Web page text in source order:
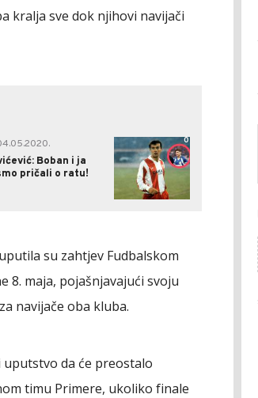
kralja sve dok njihovi navijači
Boban i ja
pričali o ratu!
0
su zahtjev Fudbalskom
8. maja, pojašnjavajući svoju
navijače oba kluba.
uputstvo da će preostalo
timu Primere, ukoliko finale